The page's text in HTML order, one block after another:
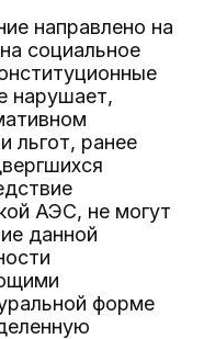
направлено на
социальное
нарушает,
льгот, ранее
АЭС, не могут
данной
форме